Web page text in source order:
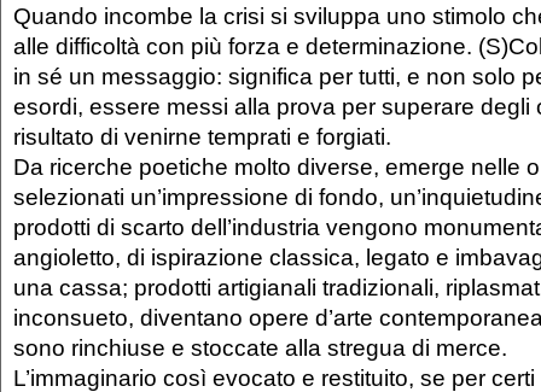
Quando incombe la crisi si sviluppa uno stimolo
alle difficoltà con più forza e determinazione.
in sé un messaggio: significa per tutti, e non solo
esordi, essere messi alla prova per superare degli
risultato di venirne temprati e forgiati.
Da ricerche poetiche molto diverse, emerge nelle
selezionati un’impressione di fondo,
prodotti di scarto dell’industria vengono
angioletto, di ispirazione classica, legato e
una cassa; prodotti artigianali tradizionali,
inconsueto, diventano opere d’arte
sono rinchiuse e stoccate alla stregua di merce.
L’immaginario così evocato e restituito, se per